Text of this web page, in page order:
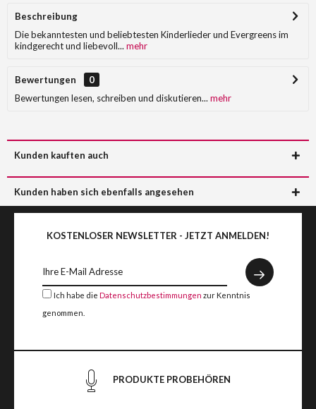
Beschreibung
Die bekanntesten und beliebtesten Kinderlieder und Evergreens im
kindgerecht und liebevoll... mehr
Bewertungen
0
Bewertungen lesen, schreiben und diskutieren... mehr
Kunden kauften auch
Kunden haben sich ebenfalls angesehen
KOSTENLOSER NEWSLETTER - JETZT ANMELDEN!
Ich habe die Datenschutzbestimmungen zur Kenntnis
genommen.
PRODUKTE PROBEHÖREN